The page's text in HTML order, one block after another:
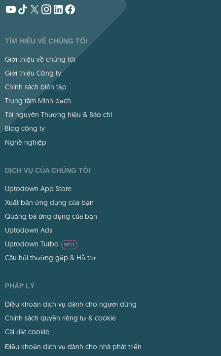
TÌM HIỂU VỀ CHÚNG TÔI
Giới thiệu về chúng tôi
Giới thiệu Công ty
Chính sách biên tập
Trung tâm Minh bạch
Tài nguyên Thương hiệu & Báo chí
Blog công ty
Nghề nghiệp
DỊCH VỤ CỦA CHÚNG TÔI
Uptodown App Store
Xuất bản ứng dụng của bạn
Quảng bá ứng dụng của bạn
Uptodown Ads
Uptodown Turbo
MỚI
Câu hỏi thường gặp & Hỗ trợ
PHÁP LÝ
Điều khoản dịch vụ dành cho người dùng
Chính sách quyền riêng tư & cookie
Cài đặt cookie
Điều khoản dịch vụ dành cho nhà phát triển